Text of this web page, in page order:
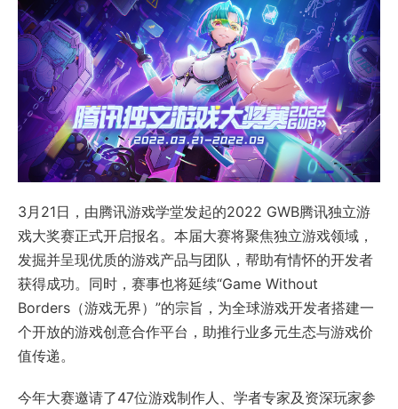
3月21日，由腾讯游戏学堂发起的2022 GWB腾讯独立游
戏大奖赛正式开启报名。本届大赛将聚焦独立游戏领域，
发掘并呈现优质的游戏产品与团队，帮助有情怀的开发者
获得成功。同时，赛事也将延续“Game Without
Borders（游戏无界）”的宗旨，为全球游戏开发者搭建一
个开放的游戏创意合作平台，助推行业多元生态与游戏价
值传递。
今年大赛邀请了47位游戏制作人、学者专家及资深玩家参